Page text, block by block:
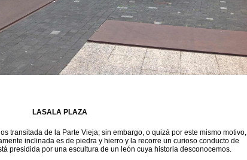
LASALA PLAZA
transitada de la Parte Vieja; sin embargo, o quizá por este mismo motivo,
inclinada es de piedra y hierro y la recorre un curioso conducto de
presidida por una escultura de un león cuya historia desconocemos.